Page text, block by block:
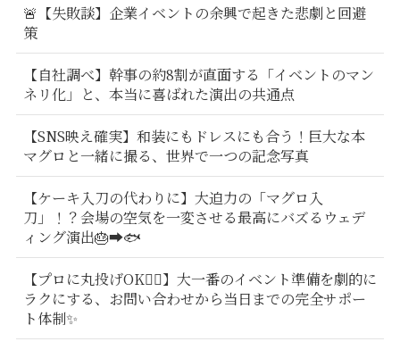
🚨【失敗談】企業イベントの余興で起きた悲劇と回避
策
【自社調べ】幹事の約8割が直面する「イベントのマン
ネリ化」と、本当に喜ばれた演出の共通点
【SNS映え確実】和装にもドレスにも合う！巨大な本
マグロと一緒に撮る、世界で一つの記念写真
【ケーキ入刀の代わりに】大迫力の「マグロ入
刀」！？会場の空気を一変させる最高にバズるウェデ
ィング演出🎂➡️🐟
【プロに丸投げOK🙆‍♂️】大一番のイベント準備を劇的に
ラクにする、お問い合わせから当日までの完全サポー
ト体制✨